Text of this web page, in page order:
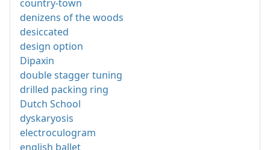
country-town
denizens of the woods
desiccated
design option
Dipaxin
double stagger tuning
drilled packing ring
Dutch School
dyskaryosis
electroculogram
english ballet